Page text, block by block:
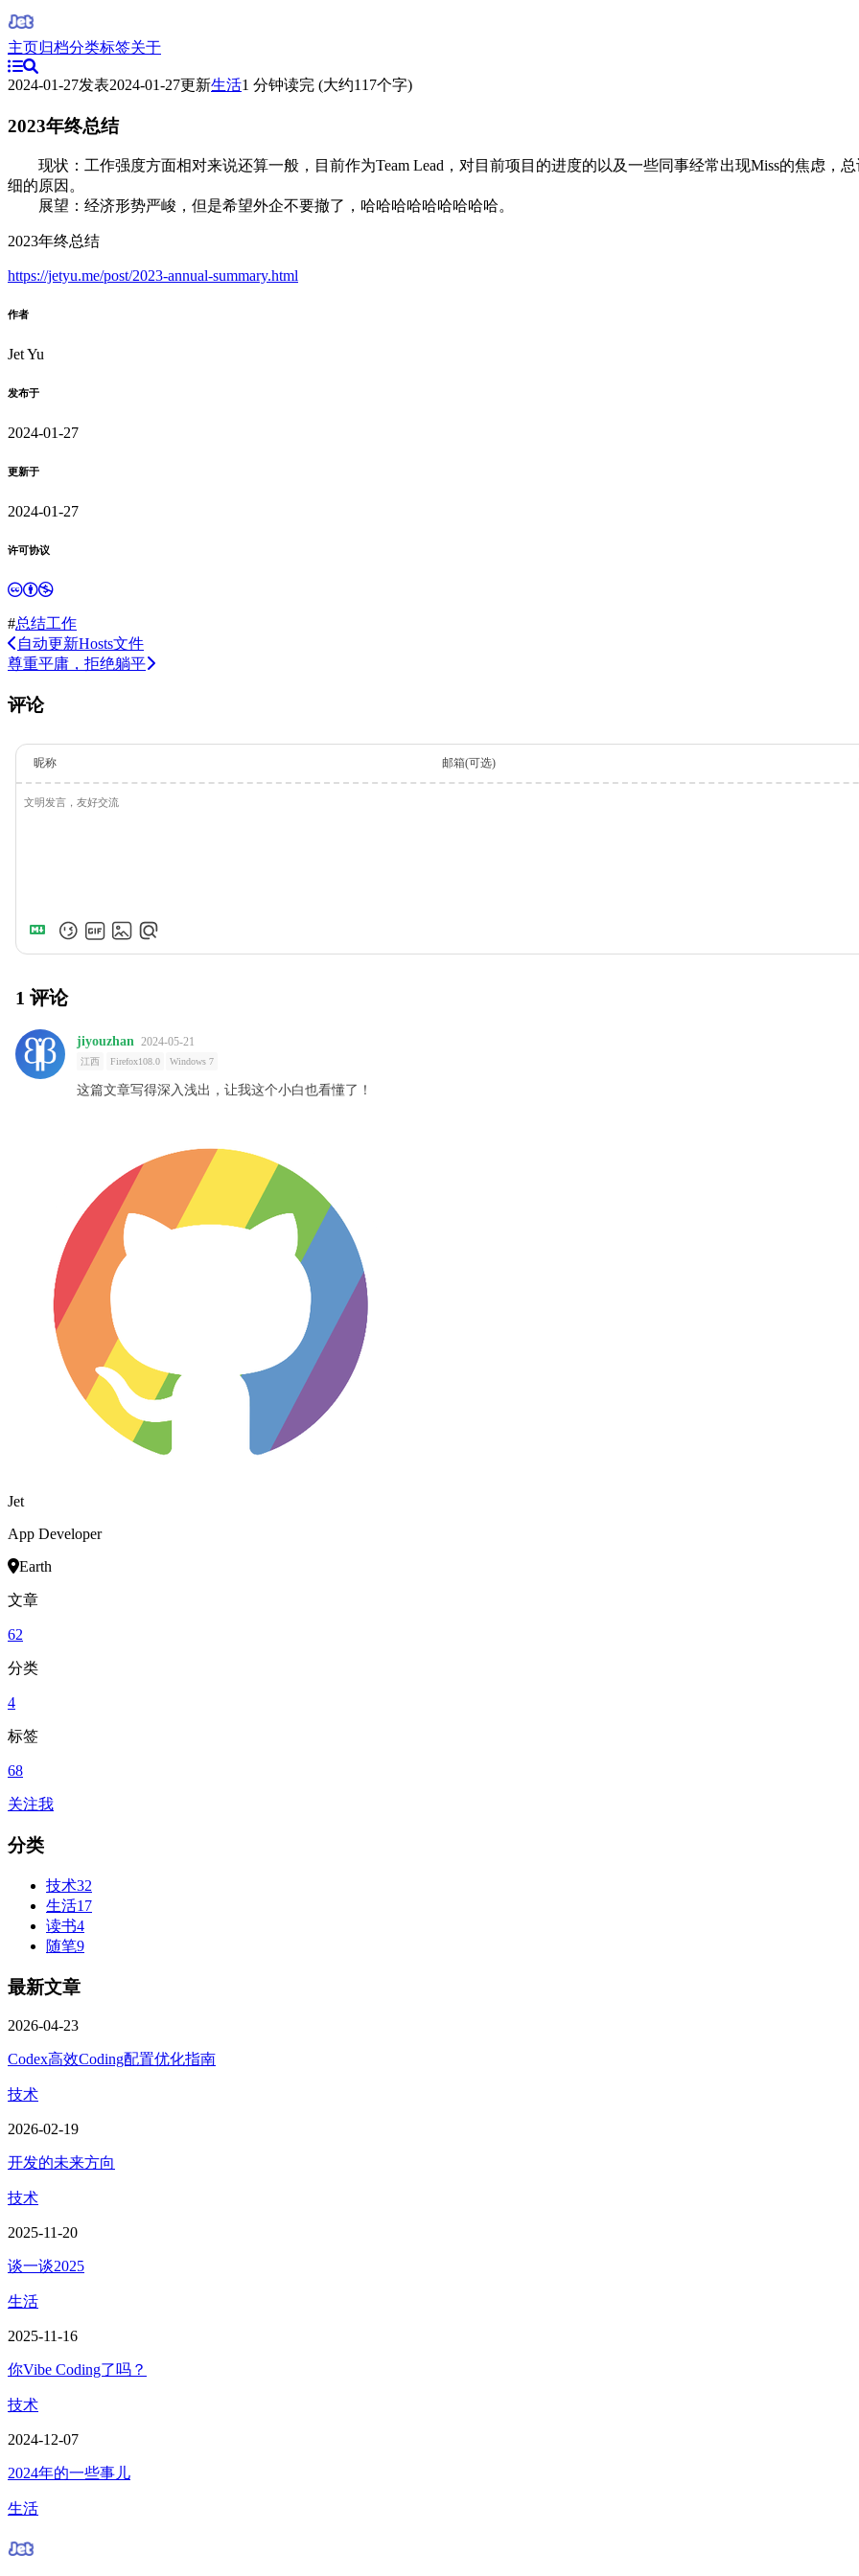
主页归档分类标签关于
2024-01-27发表2024-01-27更新生活1 分钟读完 (大约117个字)
2023年终总结
现状：工作强度方面相对来说还算一般，目前作为Team Lead，对目前项目的进度的以及一些同事经常出现Miss的焦虑，
细的原因。
展望：经济形势严峻，但是希望外企不要撤了，哈哈哈哈哈哈哈哈哈。
2023年终总结
https://jetyu.me/post/2023-annual-summary.html
作者
Jet Yu
发布于
2024-01-27
更新于
2024-01-27
许可协议
#总结工作
自动更新Hosts文件
尊重平庸，拒绝躺平
评论
昵称 邮箱(可选)
1 评论
jiyouzhan 2024-05-21
江西 Firefox108.0 Windows 7
这篇文章写得深入浅出，让我这个小白也看懂了！
Jet
App Developer
Earth
文章
62
分类
4
标签
68
关注我
分类
技术32
生活17
读书4
随笔9
最新文章
2026-04-23
Codex高效Coding配置优化指南
技术
2026-02-19
开发的未来方向
技术
2025-11-20
谈一谈2025
生活
2025-11-16
你Vibe Coding了吗？
技术
2024-12-07
2024年的一些事儿
生活